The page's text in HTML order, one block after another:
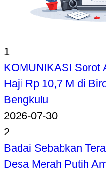
1
KOMUNIKASI Sorot
Haji Rp 10,7 M di
Bengkulu
2026-07-30
2
Badai Sebabkan
Desa Merah Putih